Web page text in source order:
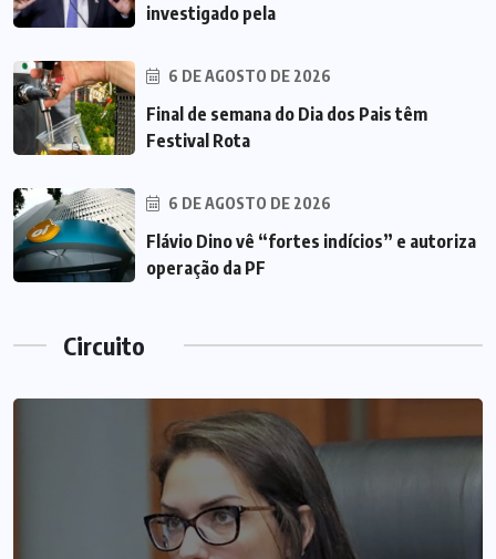
investigado pela
6 DE AGOSTO DE 2026
Final de semana do Dia dos Pais têm
Festival Rota
6 DE AGOSTO DE 2026
Flávio Dino vê “fortes indícios” e autoriza
operação da PF
Circuito